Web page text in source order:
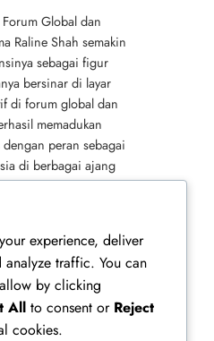
Global dan
Raline Shah semakin
sebagai figur
bersinar di layar
di forum global dan
memadukan
peran sebagai
di berbagai ajang
itu, kiprahnya
experience, deliver
traffic. You can
by clicking
All to consent or Reject
cookies.